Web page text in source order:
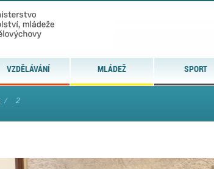
VZDĚLÁVÁNÍ MLÁDEŽ SPORT
⁄ 2